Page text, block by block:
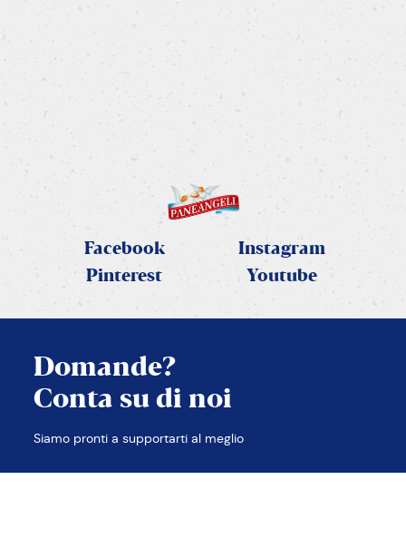
La torta di compleanno che stavi cercando
Facebook
Instagram
Pinterest
Youtube
Domande?
Conta su di noi
Siamo pronti a supportarti al meglio